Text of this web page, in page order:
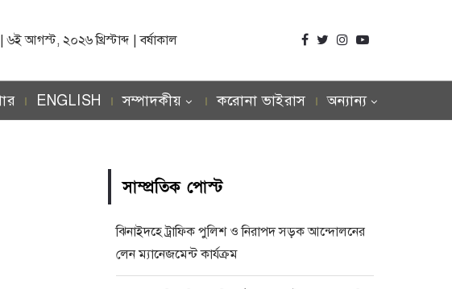
আগস্ট, ২০২৬ খ্রিস্টাব্দ | বর্ষাকাল
ENGLISH সম্পাদকীয় করোনা ভাইরাস অন্যান্য
সাম্প্রতিক পোস্ট
ঝিনাইদহে ট্রাফিক পুলিশ ও নিরাপদ সড়ক আন্দোলনের
লেন ম্যানেজমেন্ট কার্যক্রম